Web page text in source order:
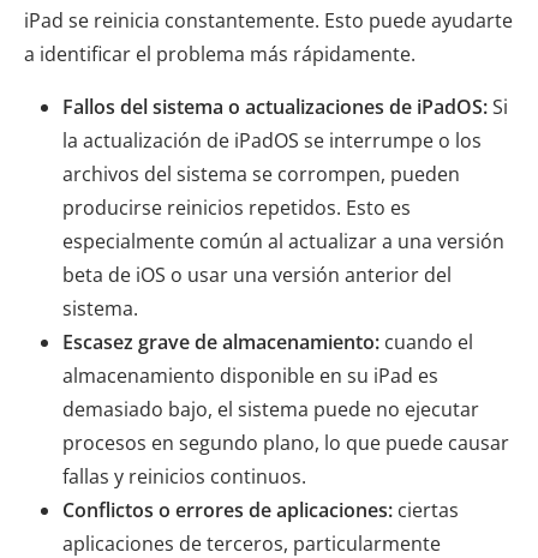
iPad se reinicia constantemente. Esto puede ayudarte
a identificar el problema más rápidamente.
Fallos del sistema o actualizaciones de iPadOS:Si
la actualización de iPadOS se interrumpe o los
archivos del sistema se corrompen, pueden
producirse reinicios repetidos. Esto es
especialmente común al actualizar a una versión
beta de iOS o usar una versión anterior del
sistema.
Escasez grave de almacenamiento: cuando el
almacenamiento disponible en su iPad es
demasiado bajo, el sistema puede no ejecutar
procesos en segundo plano, lo que puede causar
fallas y reinicios continuos.
Conflictos o errores de aplicaciones: ciertas
aplicaciones de terceros, particularmente